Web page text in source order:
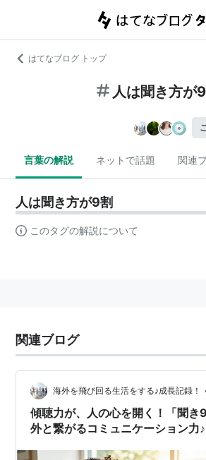
はてなブログ トップ
人は聞き方が
言葉の解説 ネットで話題 関連
人は聞き方が9割
このタグの解説について
関連ブログ
海外を飛び回る生活をする♪成長記録！
傾聴力が、人の心を開く！「聞き
外と繋がるコミュニケーション力♪